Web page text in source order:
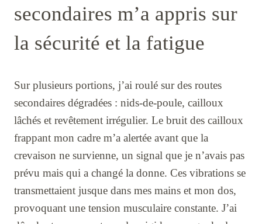
secondaires m’a appris sur
la sécurité et la fatigue
Sur plusieurs portions, j’ai roulé sur des routes
secondaires dégradées : nids-de-poule, cailloux
lâchés et revêtement irrégulier. Le bruit des cailloux
frappant mon cadre m’a alertée avant que la
crevaison ne survienne, un signal que je n’avais pas
prévu mais qui a changé la donne. Ces vibrations se
transmettaient jusque dans mes mains et mon dos,
provoquant une tension musculaire constante. J’ai